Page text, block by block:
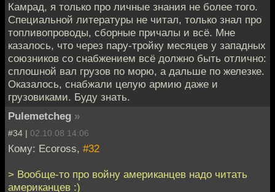
Камрад, я только про личные знания не более того.
Специальной литературы не читал, только знал про
топливопроводы, сборные причалы и всё. Мне
казалось, что через пару-тройку месяцев у западных
союзников со снабжением всё должно быть отлично:
сплошной вал грузов по морю, а дальше по железке.
Оказалось, снабжали целую армию даже и
грузовиками. Буду знать.
Pulemetcheg »
#34 | 02.10.08 14:06
Кому: Ecoross, #32
> Вообще-то про войну американцев надо читать
американцев :)